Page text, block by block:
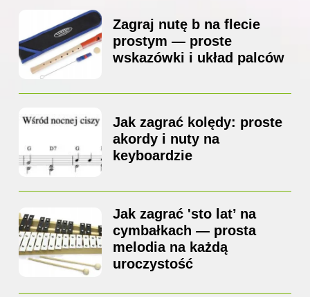
Zagraj nutę b na flecie
prostym — proste
wskazówki i układ palców
Jak zagrać kolędy: proste
akordy i nuty na
keyboardzie
Jak zagrać 'sto lat’ na
cymbałkach — prosta
melodia na każdą
uroczystość